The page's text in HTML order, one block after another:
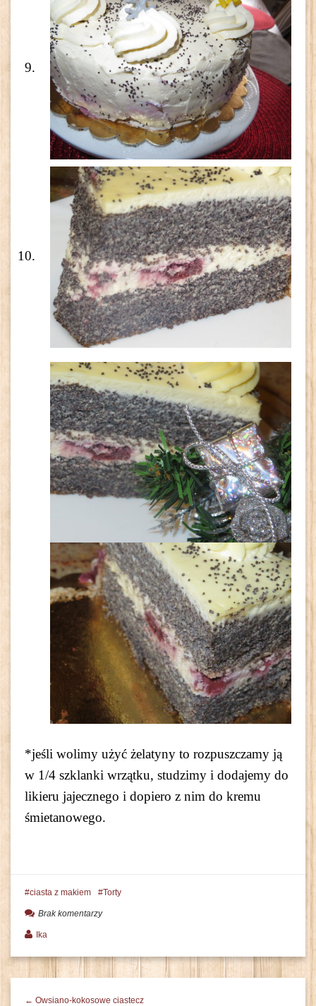
*jeśli wolimy użyć żelatyny to rozpuszczamy ją
w 1/4 szklanki wrzątku, studzimy i dodajemy do
likieru jajecznego i dopiero z nim do kremu
śmietanowego.
ciasta z makiem Torty
Brak komentarzy
Ika
← Owsiano-kokosowe ciastecz